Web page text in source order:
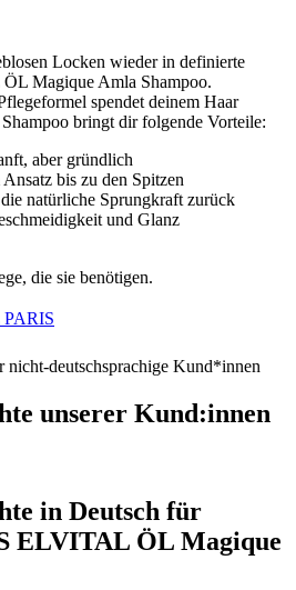
Locken wieder in definierte
Magique Amla Shampoo.
spendet deinem Haar
bringt dir folgende Vorteile:
aber gründlich
bis zu den Spitzen
natürliche Sprungkraft zurück
und Glanz
die sie benötigen.
deutschsprachige Kund*innen
unserer Kund:innen
in Deutsch für
ELVITAL ÖL Magique